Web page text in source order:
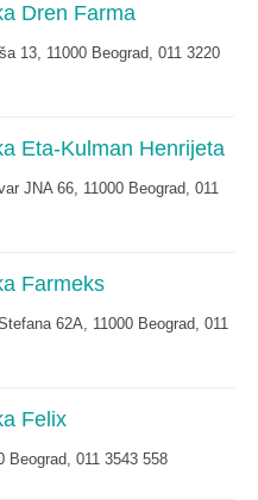
Dren Farma
13, 11000 Beograd, 011 3220
Eta-Kulman Henrijeta
JNA 66, 11000 Beograd, 011
Farmeks
62A, 11000 Beograd, 011
Felix
011 3543 558